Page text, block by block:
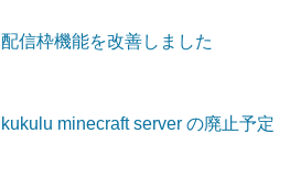
配信枠機能を改善しました
kukulu minecraft server の廃止予定